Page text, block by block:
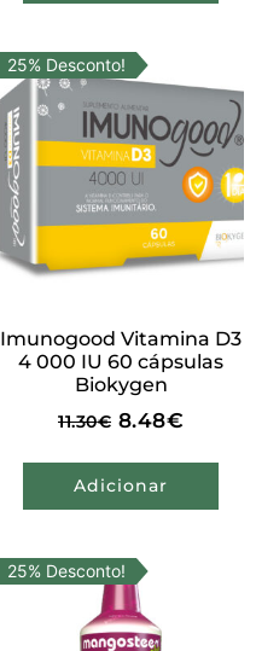
25% Desconto!
Imunogood Vitamina D3
4 000 IU 60 cápsulas
Biokygen
11.30€ 8.48€
Adicionar
25% Desconto!